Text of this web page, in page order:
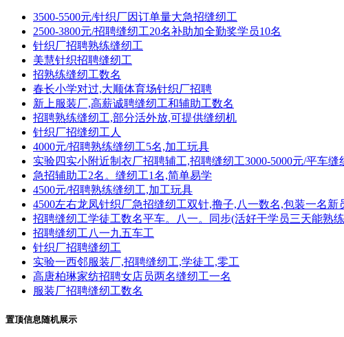
3500-5500元/针织厂因订单量大急招缝纫工
2500-3800元/招聘缝纫工20名补助加全勤奖学员10名
针织厂招聘熟练缝纫工
美慧针织招聘缝纫工
招熟练缝纫工数名
春长小学对过,大顺体育场针织厂招聘
新上服装厂,高薪诚聘缝纫工和辅助工数名
招聘熟练缝纫工,部分活外放,可提供缝纫机
针织厂招缝纫工人
4000元/招聘熟练缝纫工5名,加工玩具
实验四实小附近制衣厂招聘辅工,招聘缝纫工3000-5000元/平车缝
急招辅助工2名。缝纫工1名,简单易学
4500元/招聘熟练缝纫工,加工玩具
4500左右龙凤针织厂急招缝纫工双针,撸子,八一数名,包装一名新
招聘缝纫工学徒工数名平车。八一。同步(活好干学员三天能熟
招聘缝纫工八一九五车工
针织厂招聘缝纫工
实验一西邻服装厂,招聘缝纫工,学徒工,零工
高唐柏琳家纺招聘女店员两名缝纫工一名
服装厂招聘缝纫工数名
置顶信息随机展示